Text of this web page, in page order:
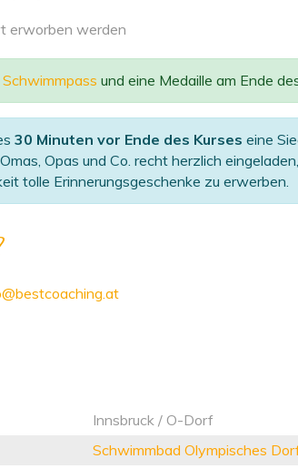
erworben werden
und eine Medaille am Ende
30 Minuten vor Ende des Kurses eine
Opas und Co. recht herzlich
tolle Erinnerungsgeschenke zu erwerben.
Innsbruck / O-Dorf
Schwimmbad Olympisches